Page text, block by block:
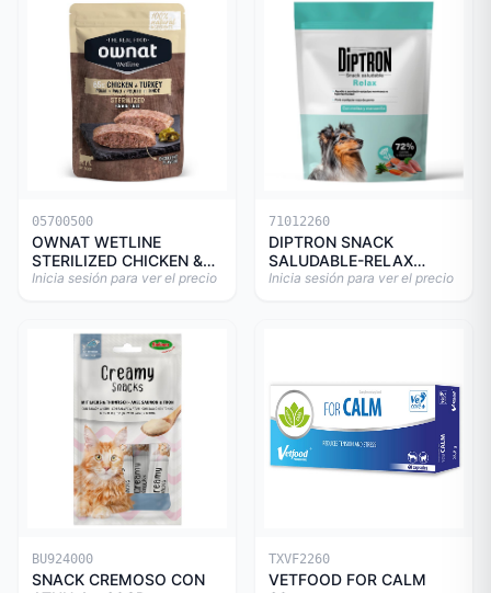
05700500
OWNAT WETLINE
STERILIZED CHICKEN &
TURKEY CAT 85gr
Inicia sesión para ver el precio
71012260
DIPTRON SNACK
SALUDABLE-RELAX
150GR
Inicia sesión para ver el precio
BU924000
SNACK CREMOSO CON
TXVF2260
VETFOOD FOR CALM